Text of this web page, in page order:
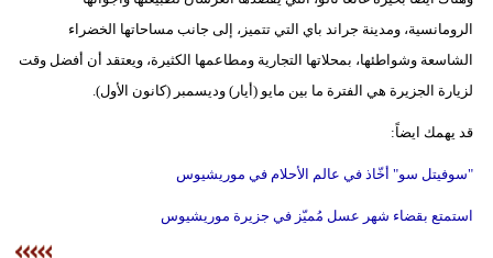
الرومانسية، ومدينة جراند باي التي تتميز، إلى جانب مساحاتها الخضراء
الشاسعة وشواطئها، بمحلاتها التجارية ومطاعمها الكثيرة، ويعتقد أن أفضل وقت
لزيارة الجزيرة هي الفترة ما بين مايو (أيار) وديسمبر (كانون الأول).
قد يهمك ايضاً:
"سوفيتل سو" أخّاذ في عالم الأحلام في موريشيوس
استمتع بقضاء شهر عسل مُميّز في جزيرة موريشيوس